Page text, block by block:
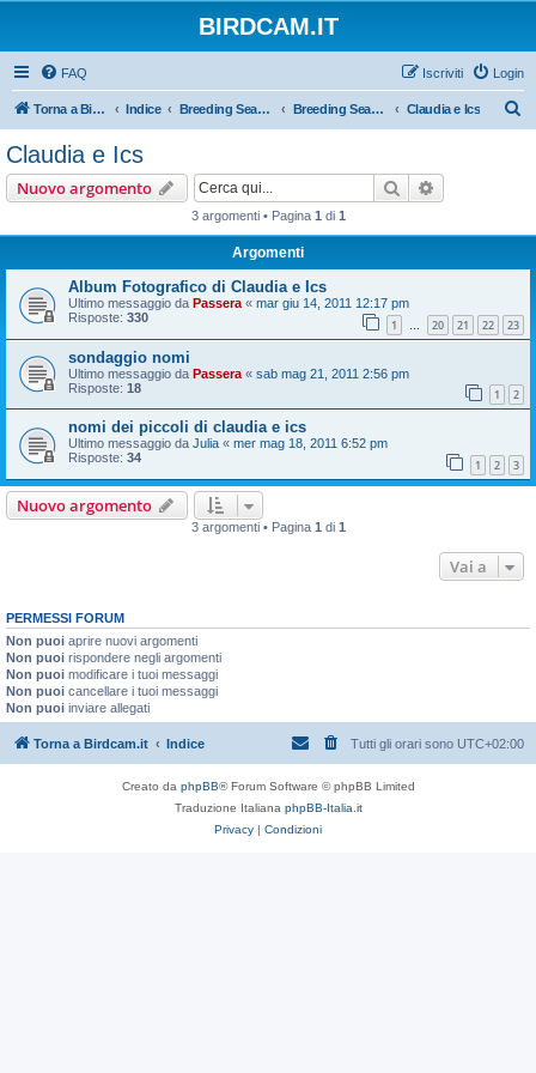
BIRDCAM.IT
FAQ Login
Iscriviti
Torna a Birdcam.it Indice Breeding Seasons 2011 Breeding Season 2011 Claudia e Ics
Claudia e Ics
Nuovo argomento Cerca
3 argomenti • Pagina 1 di 1
Argomenti
Album Fotografico di Claudia e Ics
Ultimo messaggio da Passera « mar giu 14, 2011 12:17 pm
Risposte: 330 1 … 20 21 22 23
sondaggio nomi
Ultimo messaggio da Passera « sab mag 21, 2011 2:56 pm
Risposte: 18 1 2
nomi dei piccoli di claudia e ics
Ultimo messaggio da Julia « mer mag 18, 2011 6:52 pm
Risposte: 34 1 2 3
Nuovo argomento
3 argomenti • Pagina 1 di 1
Vai a
PERMESSI FORUM
Non puoi aprire nuovi argomenti
Non puoi rispondere negli argomenti
Non puoi modificare i tuoi messaggi
Non puoi cancellare i tuoi messaggi
Non puoi inviare allegati
Torna a Birdcam.it Indice Tutti gli orari sono UTC+02:00
Creato da phpBB® Forum Software © phpBB Limited
Traduzione Italiana phpBB-Italia.it
Privacy
Condizioni